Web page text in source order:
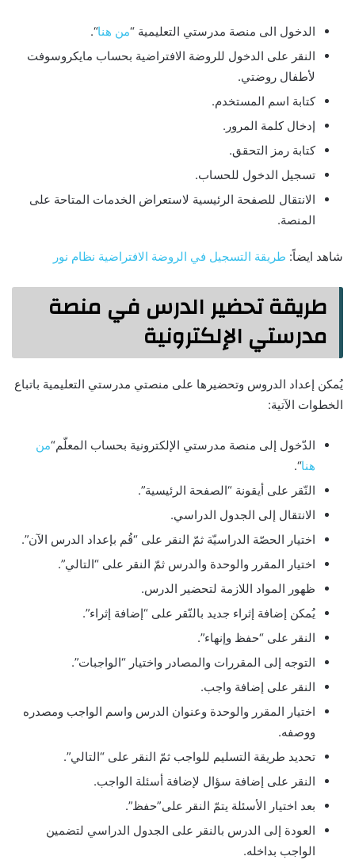
الدخول الى منصة مدرستي التعليمية “من هنا“.
النقر على الدخول للروضة الافتراضية بحساب مايكروسوفت
لأطفال روضتي.
كتابة اسم المستخدم.
إدخال كلمة المرور.
كتابة رمز التحقق.
تسجيل الدخول للحساب.
الانتقال للصفحة الرئيسية لاستعراض الخدمات المتاحة على
المنصة.
شاهد ايضاً: طريقة التسجيل في الروضة الافتراضية نظام نور
طريقة تحضير الدرس في منصة
مدرستي الإلكترونية
يُمكن إعداد الدروس وتحضيرها على منصتي مدرستي التعليمية باتباع
الخطوات الآتية:
الدّخول إلى منصة مدرستي الإلكترونية بحساب المعلّم“من
هنا“.
النّقر على أيقونة “الصفحة الرئيسية”.
الانتقال إلى الجدول الدراسي.
اختيار الحصّة الدراسيّة ثمّ النقر على “قُم بإعداد الدرس الآن”.
اختيار المقرر والوحدة والدرس ثمّ النقر على “التالي”.
ظهور المواد اللازمة لتحضير الدرس.
يُمكن إضافة إثراء جديد بالنّقر على “إضافة إثراء”.
النقر على “حفظ وإنهاء”.
التوجه إلى المقررات والمصادر واختيار “الواجبات”.
النقر على إضافة واجب.
اختيار المقرر والوحدة وعنوان الدرس واسم الواجب ومصدره
ووصفه.
تحديد طريقة التسليم للواجب ثمّ النقر على “التالي”.
النقر على إضافة سؤال لإضافة أسئلة الواجب.
بعد اختيار الأسئلة يتمّ النقر على”حفظ”.
العودة إلى الدرس بالنقر على الجدول الدراسي لتضمين
الواجب بداخله.